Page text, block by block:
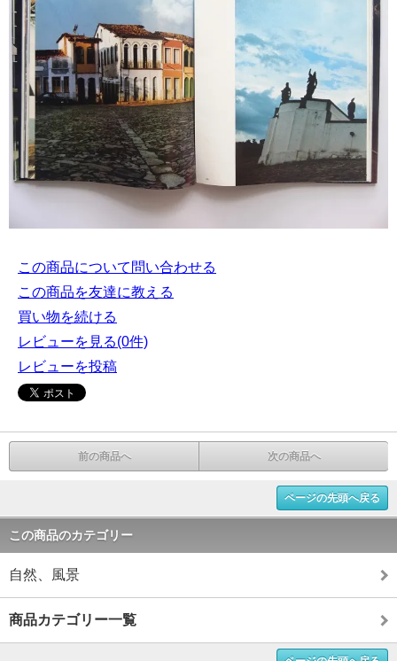
この商品について問い合わせる
この商品を友達に教える
買い物を続ける
レビューを見る(0件)
レビューを投稿
前の商品へ 次の商品へ
ページの先頭へ戻る
この商品のカテゴリー
自然、風景
商品カテゴリー一覧